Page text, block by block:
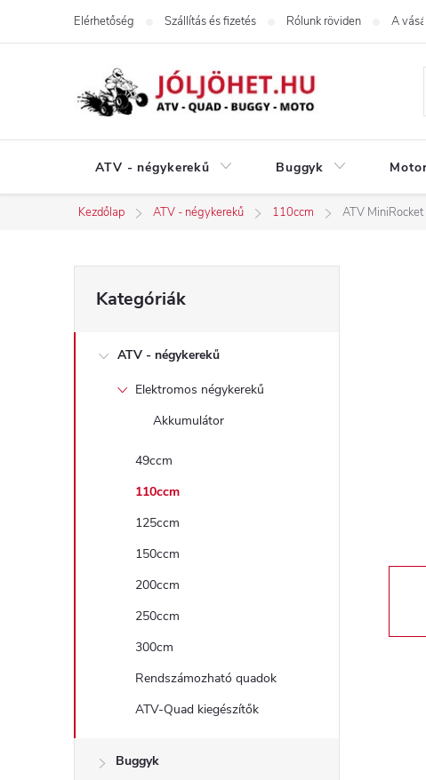
Elérhetőség Szállítás és fizetés Rólunk röviden A
ATV - négykerekű Buggyk
Kezdőlap ATV - négykerekű 110ccm ATV
O
l
e
átugrása
Kategóriák
ATV - négykerekű
Elektromos négykerekű
Akkumulátor
49ccm
110ccm
125ccm
150ccm
200ccm
250ccm
300cm
Rendszámozható quadok
ATV-Quad kiegészítők
Buggyk